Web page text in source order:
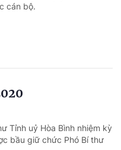
cán bộ.
Tỉnh uỷ Hòa Bình nhiệm kỳ
bầu giữ chức Phó Bí thư